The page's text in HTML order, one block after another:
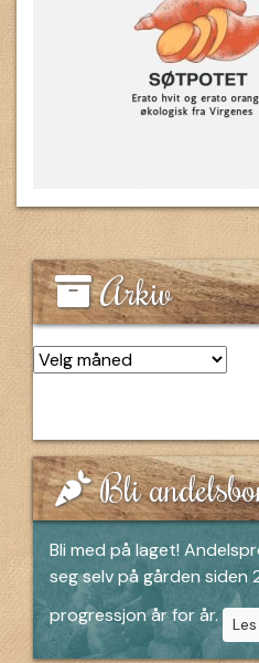
Arkiv
Bli
Bli med på laget!
seg selv på gården siden
progressjon år for år.